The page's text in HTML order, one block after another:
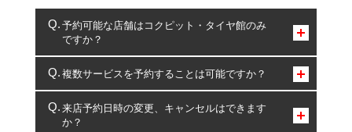
予約可能な店舗はコクピット・タイヤ館のみ
ですか？
コクピット・タイヤ館のみとなります。
複数サービスを予約することは可能ですか？
複数サービスのご予約は可能です。
一部の商品・サービスの組み合わせに限り、同時にご予約が
来店予約日時の変更、キャンセルはできます
か？